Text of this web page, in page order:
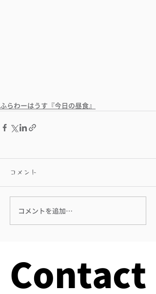
ふらわーはうす『今日の昼食』
コメント
コメントを追加…
Contact
Contact